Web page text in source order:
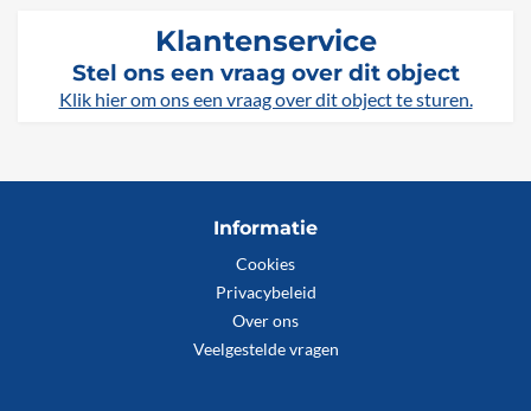
Klantenservice
Stel ons een vraag over dit object
Klik hier om ons een vraag over dit object te sturen.
Informatie
Cookies
Privacybeleid
Over ons
Veelgestelde vragen